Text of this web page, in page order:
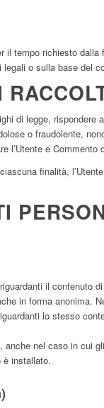
tempo richiesto dalla
o sulla base del
di legge, rispondere
o fraudolente,
l’Utente e Commento
finalità,
il contenuto
in forma anonima.
lo stesso
nel caso in cui
installato.